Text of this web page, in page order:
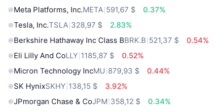
Meta Platforms, Inc.META 591,67 $
0.37%
Tesla, Inc.TSLA 328,97 $
2.83%
Berkshire Hathaway Inc Class BBRK.B 521,37 $
0.54%
Eli Lilly And CoLLY 1185,87 $
0.52%
Micron Technology IncMU 879,93 $
0.44%
SK HynixSKHY 138,15 $
3.92%
JPmorgan Chase & CoJPM 358,12 $
0.34%